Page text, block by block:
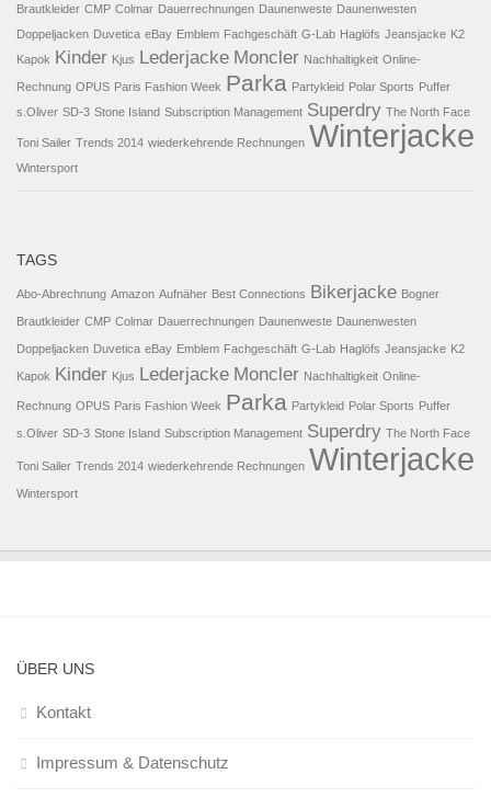
Brautkleider CMP Colmar Dauerrechnungen Daunenweste Daunenwesten
Doppeljacken Duvetica eBay Emblem Fachgeschäft G-Lab Haglöfs Jeansjacke K2
Kapok Kinder Kjus Lederjacke Moncler Nachhaltigkeit Online-
Rechnung OPUS Paris Fashion Week Parka Partykleid Polar Sports Puffer
s.Oliver SD-3 Stone Island Subscription Management Superdry The North Face
Toni Sailer Trends 2014 wiederkehrende Rechnungen Winterjacke
Wintersport
TAGS
Abo-Abrechnung Amazon Aufnäher Best Connections Bikerjacke Bogner
Brautkleider CMP Colmar Dauerrechnungen Daunenweste Daunenwesten
Doppeljacken Duvetica eBay Emblem Fachgeschäft G-Lab Haglöfs Jeansjacke K2
Kapok Kinder Kjus Lederjacke Moncler Nachhaltigkeit Online-
Rechnung OPUS Paris Fashion Week Parka Partykleid Polar Sports Puffer
s.Oliver SD-3 Stone Island Subscription Management Superdry The North Face
Toni Sailer Trends 2014 wiederkehrende Rechnungen Winterjacke
Wintersport
ÜBER UNS
Kontakt
Impressum & Datenschutz